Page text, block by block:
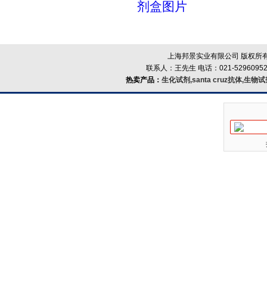
剂盒图片
上海邦景实业有限公司 版权所
联系人：王先生 电话：021-
热卖产品： 生化试剂,santa cruz抗体,生物